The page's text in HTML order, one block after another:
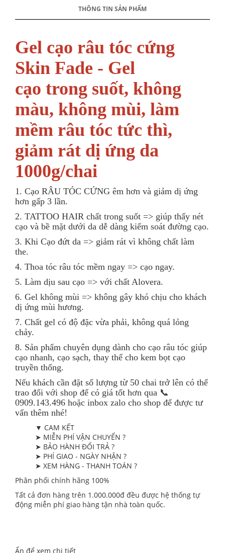
THÔNG TIN SẢN PHẨM
Gel cạo râu tóc cứng
Skin Fade - Gel
cạo trong suốt, không
màu, không mùi, làm
mềm râu tóc tức thì,
giảm rát dị ứng da
1000g/chai
1. Cạo RÂU TÓC CỨNG êm hơn và giảm dị ứng
hơn gấp 3 lần.
2. TATTOO HAIR chất trong suốt => giúp thấy nét
cạo và bề mặt dưới da dễ dàng kiểm soát đường cạo.
3. Khi Cạo đứt da => giảm rát vì không chất làm
the.
4. Thoa tóc râu tóc mềm ngay => cạo ngay.
5. Làm dịu sau cạo => với chất Alovera.
6. Gel không mùi => không gây khó chịu cho khách
dị ứng mùi hương.
7. Chất gel có độ đặc vừa phải, không quá lỏng
chảy.
8. Sản phẩm chuyên dụng dành cho cạo râu tóc giúp
cạo nhanh, cạo sạch, thay thế cho kem bọt cạo
truyền thống.
Nếu khách cần đặt số lượng từ 50 chai trở lên có thể
trao đổi với shop để có giá tốt hơn qua 📞
0909.143.496 hoặc inbox zalo cho shop để được tư
vấn thêm nhé!
▼ CAM KẾT
➤ MIỄN PHÍ VẬN CHUYỂN ?
➤ BẢO HÀNH ĐỔI TRẢ ?
➤ PHÍ GIAO - NGÀY NHẬN ?
➤ XEM HÀNG - THANH TOÁN ?
Phân phối chính hãng 100%
Tất cả đơn hàng trên 1.000.000đ đều được hệ thống tự
động miễn phí giao hàng tận nhà toàn quốc.
Ấn để xem chi tiết